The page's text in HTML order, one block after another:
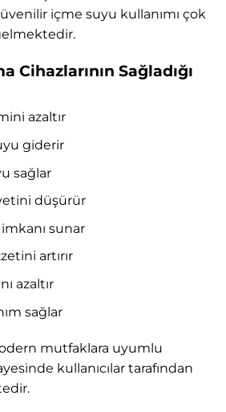
içme suyu kullanımı çok
Cihazlarının Sağladığı
azaltır
giderir
sağlar
düşürür
sunar
artırır
azaltır
sağlar
mutfaklara uyumlu
kullanıcılar tarafından